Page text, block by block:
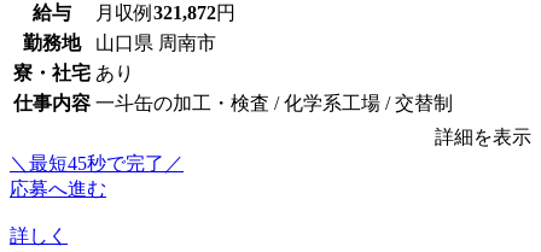
給与 月収例 321,872円
勤務地
山口県 周南市
寮・社宅 あり
仕事内容 一斗缶の加工・検査 / 化学系工場 / 交替制
詳細を表示
＼最短45秒で完了／
応募へ進む
詳しく